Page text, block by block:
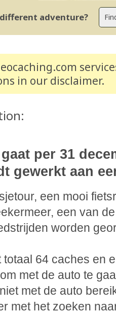
adventure?
in our disclaimer.
per 31
gewerkt aan
een mooi
een van
worden
totaal 64 caches en
met de auto te
met de auto
met het zoeken